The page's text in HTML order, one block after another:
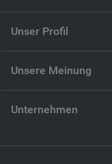
Unser Profil
Unsere Meinung
Unternehmen